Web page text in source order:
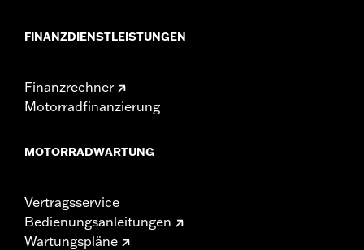
FINANZDIENSTLEISTUNGEN
Finanzrechner
Motorradfinanzierung
MOTORRADWARTUNG
Vertragsservice
Bedienungsanleitungen
Wartungspläne